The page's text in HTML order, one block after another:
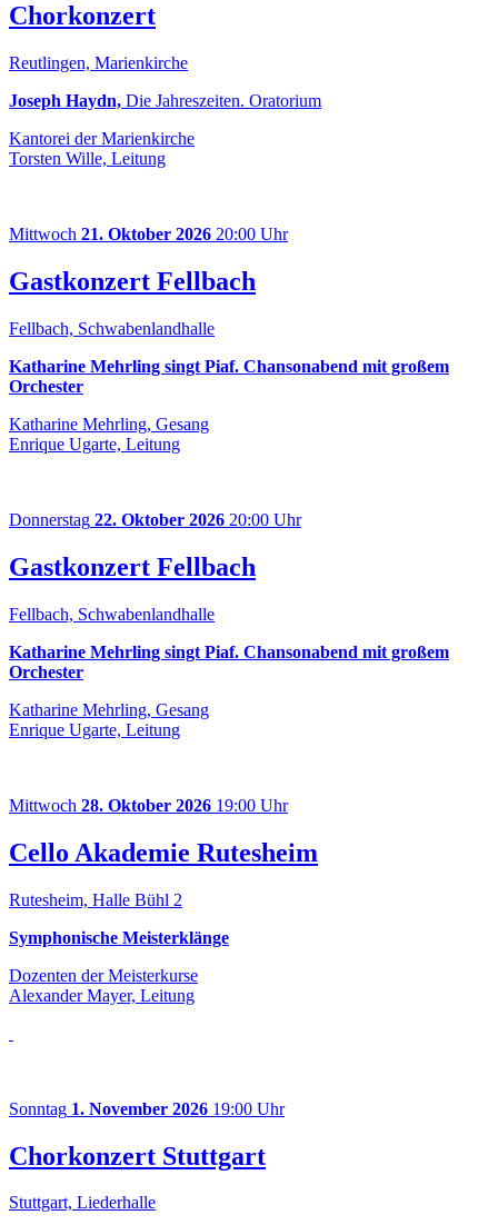
Chorkonzert
Reutlingen, Marienkirche
Joseph Haydn, Die Jahreszeiten. Oratorium
Kantorei der Marienkirche
Torsten Wille, Leitung
Mittwoch 21. Oktober 2026 20:00 Uhr
Gastkonzert Fellbach
Fellbach, Schwabenlandhalle
Katharine Mehrling singt Piaf. Chansonabend mit großem
Orchester
Katharine Mehrling, Gesang
Enrique Ugarte, Leitung
Donnerstag 22. Oktober 2026 20:00 Uhr
Gastkonzert Fellbach
Fellbach, Schwabenlandhalle
Katharine Mehrling singt Piaf. Chansonabend mit großem
Orchester
Katharine Mehrling, Gesang
Enrique Ugarte, Leitung
Mittwoch 28. Oktober 2026 19:00 Uhr
Cello Akademie Rutesheim
Rutesheim, Halle Bühl 2
Symphonische Meisterklänge
Dozenten der Meisterkurse
Alexander Mayer, Leitung
Sonntag 1. November 2026 19:00 Uhr
Chorkonzert Stuttgart
Stuttgart, Liederhalle